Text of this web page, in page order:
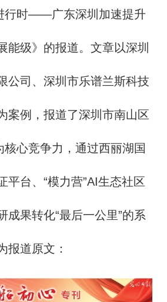
行时——广东深圳加速提升
能级》的报道。文章以深圳
公司、深圳市乐谱兰斯科技
案例，报道了深圳市南山区
核心竞争力，通过西丽湖国
平台、“模力营”AI生态社区
成果转化“最后一公里”的系
报道原文：